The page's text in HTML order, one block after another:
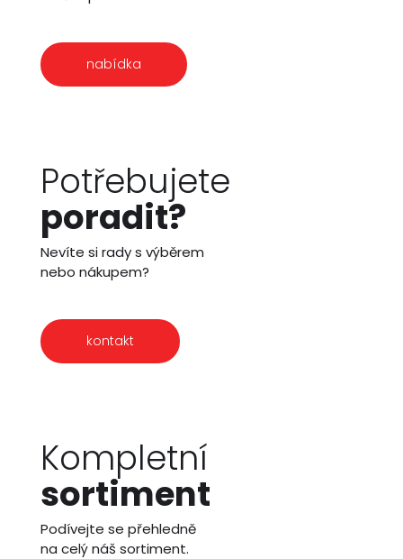
nabídka
Potřebujete
poradit?
Nevíte si rady s výběrem
nebo nákupem?
kontakt
Kompletní
sortiment
Podívejte se přehledně
na celý náš sortiment.